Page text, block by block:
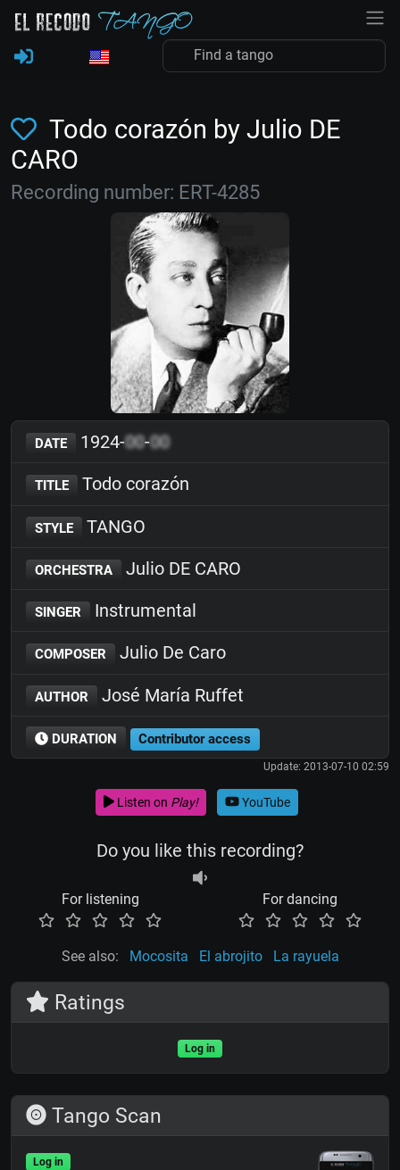
Todo corazón by Julio DE
CARO
Recording number: ERT-4285
DATE 1924-00-00
TITLE Todo corazón
STYLE TANGO
ORCHESTRA Julio DE CARO
SINGER Instrumental
COMPOSER Julio De Caro
AUTHOR José María Ruffet
DURATION Contributor access
Update: 2013-07-10 02:59
Listen on Play! YouTube
Do you like this recording?
For listening For dancing
See also: Mocosita El abrojito La rayuela
Ratings
Log in
Tango Scan
Log in